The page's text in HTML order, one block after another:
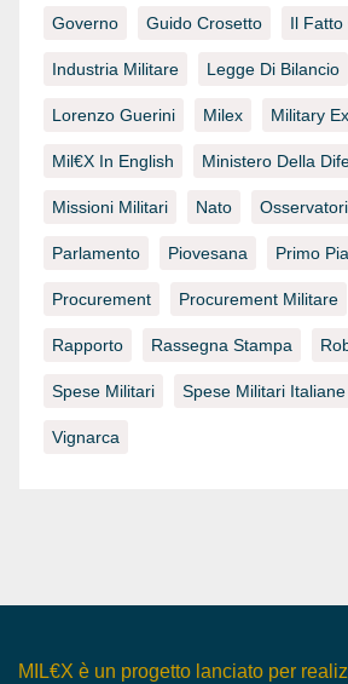
Governo Guido Crosetto Il Fatto
Industria Militare Legge Di Bilancio
Lorenzo Guerini Milex Military
Mil€x In English Ministero Della
Missioni Militari Nato
Parlamento Piovesana Primo
Procurement Procurement Militare
Rapporto Rassegna Stampa
Spese Militari Spese Militari Italiane
Vignarca
MIL€X è un progetto lanciato per